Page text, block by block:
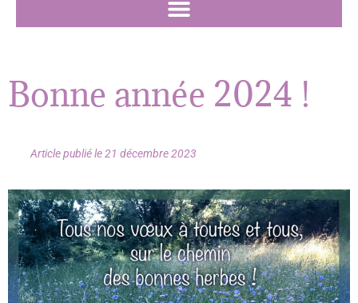
Bonne année 2024 !
Article publié le21 décembre 2023